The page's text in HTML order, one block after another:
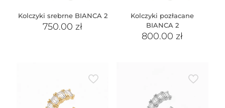
Kolczyki srebrne BIANCA 2
750.00zł
Kolczyki pozłacane
BIANCA 2
800.00zł